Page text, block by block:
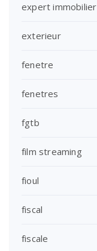
expert immobilier
exterieur
fenetre
fenetres
fgtb
film streaming
fioul
fiscal
fiscale